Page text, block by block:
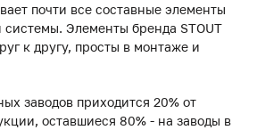
почти все составные элементы
системы. Элементы бренда STOUT
к другу, просты в монтаже и
заводов приходится 20% от
оставшиеся 80% - на заводы в